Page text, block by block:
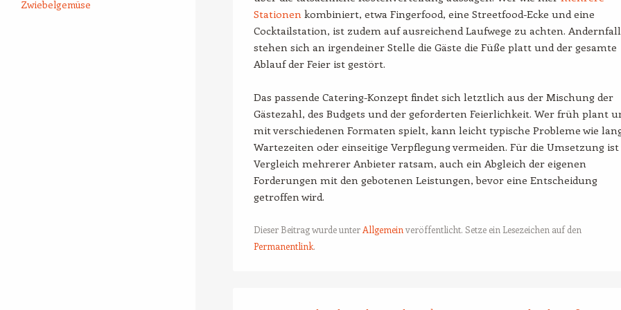
Stationen kombiniert, etwa Fingerfood, eine Streetfood-Ecke und eine
Cocktailstation, ist zudem auf ausreichend Laufwege zu achten.
stehen sich an irgendeiner Stelle die Gäste die Füße platt und der gesamte
Ablauf der Feier ist gestört.
Das passende Catering-Konzept findet sich letztlich aus der Mischung der
Gästezahl, des Budgets und der geforderten Feierlichkeit. Wer früh plant
mit verschiedenen Formaten spielt, kann leicht typische Probleme wie
Wartezeiten oder einseitige Verpflegung vermeiden. Für die Umsetzung
Vergleich mehrerer Anbieter ratsam, auch ein Abgleich der eigenen
Forderungen mit den gebotenen Leistungen, bevor eine Entscheidung
getroffen wird.
Dieser Beitrag wurde unter Allgemein veröffentlicht. Setze ein Lesezeichen auf den
Permanentlink.
Zwiebelgemüse